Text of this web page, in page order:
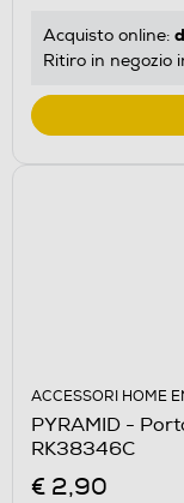
Acquisto online:
Ritiro in negozio
ACCESSORI HOME
PYRAMID -
RK38346C
€ 2,90